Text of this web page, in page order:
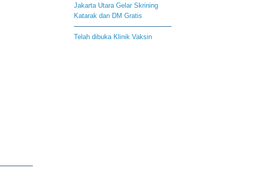
Jakarta Utara Gelar Skrining
Katarak dan DM Gratis
Telah dibuka Klinik Vaksin